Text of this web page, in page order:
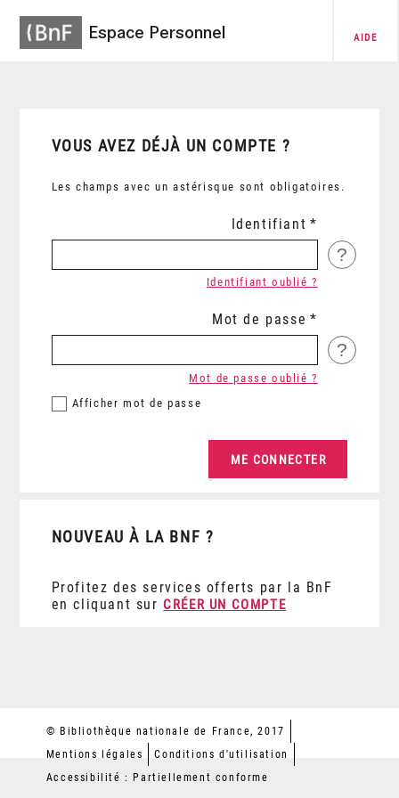
Espace Personnel AIDE
VOUS AVEZ DÉJÀ UN COMPTE ?
Les champs avec un astérisque sont obligatoires.
Identifiant
?
Identifiant oublié ?
Mot de passe
?
Afficher mot de passe
Mot de passe oublié ?
NOUVEAU À LA BNF ?
Profitez des services offerts par la BnF
en cliquant sur CRÉER UN COMPTE
© Bibliothèque nationale de France, 2017
Mentions légales
Conditions d'utilisation
Accessibilité : Partiellement conforme